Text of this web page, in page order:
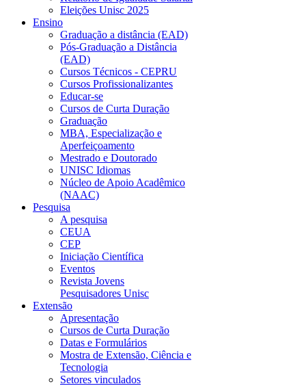
Eleições Unisc 2025
Ensino
Graduação a distância (EAD)
Pós-Graduação a Distância
(EAD)
Cursos Técnicos - CEPRU
Cursos Profissionalizantes
Educar-se
Cursos de Curta Duração
Graduação
MBA, Especialização e
Aperfeiçoamento
Mestrado e Doutorado
UNISC Idiomas
Núcleo de Apoio Acadêmico
(NAAC)
Pesquisa
A pesquisa
CEUA
CEP
Iniciação Científica
Eventos
Revista Jovens
Pesquisadores Unisc
Extensão
Apresentação
Cursos de Curta Duração
Datas e Formulários
Mostra de Extensão, Ciência e
Tecnologia
Setores vinculados